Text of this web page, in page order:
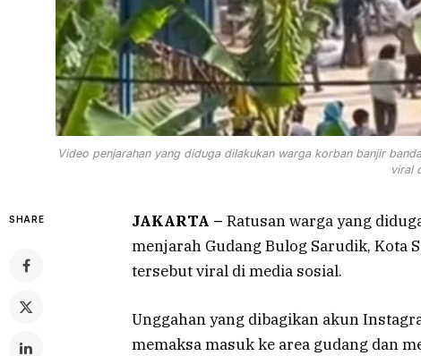
Video penjarahan yang diduga dilakukan warga korban banjir
viral
SHARE JAKARTA – Ratusan warga yang
menjarah Gudang Bulog Sarudik, Kota
tersebut viral di media sosial.
Unggahan yang dibagikan akun
memaksa masuk ke area gudang dan